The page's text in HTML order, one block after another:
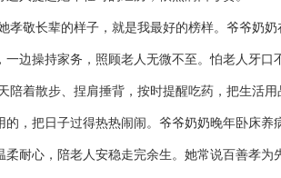
敬长辈的样子，就是我最好的榜样。爷爷奶奶
边操持家务，照顾老人无微不至。怕老人牙口
陪着散步、捏肩捶背，按时提醒吃药，把生活
，把日子过得热热闹闹。爷爷奶奶晚年卧床养
耐心，陪老人安稳走完余生。她常说百善孝为